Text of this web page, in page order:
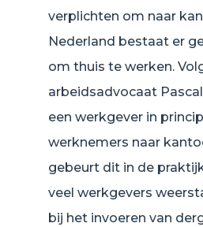
verplichten om naar
Nederland bestaat er
om thuis te werken.
arbeidsadvocaat
een werkgever in
werknemers naar
gebeurt dit in de
veel werkgevers
bij het invoeren van